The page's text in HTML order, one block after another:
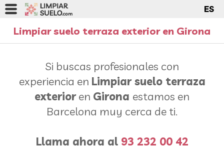
ES
Limpiar suelo terraza exterior en Girona
Si buscas profesionales con
experiencia en Limpiar suelo terraza
exterioren Girona estamos en
Barcelona muy cerca de ti.
Llama ahora al 93 232 00 42